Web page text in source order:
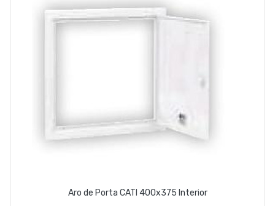
Aro de Porta CATI 400x375 Interior